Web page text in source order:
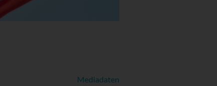
Mediadaten